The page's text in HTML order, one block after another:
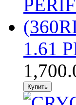
1.61